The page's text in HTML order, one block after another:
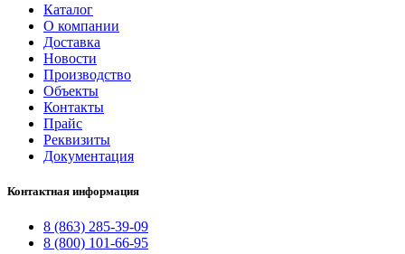
Каталог
О компании
Доставка
Новости
Производство
Объекты
Контакты
Прайс
Реквизиты
Документация
Контактная информация
8 (863) 285-39-09
8 (800) 101-66-95